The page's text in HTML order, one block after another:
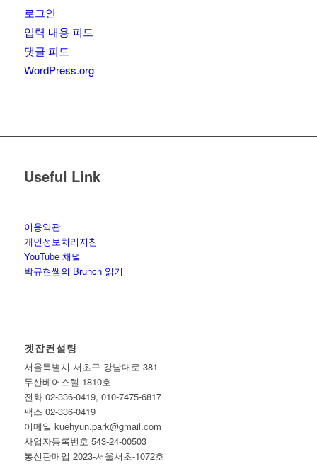
로그인
입력 내용 피드
댓글 피드
WordPress.org
Useful Link
이용약관
개인정보처리지침
YouTube 채널
박규현쌤의 Brunch 읽기
겟잡컨설팅
서울특별시 서초구 강남대로 381
두산베어스텔 1810호
전화 02-336-0419, 010-7475-6817
팩스 02-336-0419
이메일 kuehyun.park@gmail.com
사업자등록번호 543-24-00503
통신판매업 2023-서울서초-1072호